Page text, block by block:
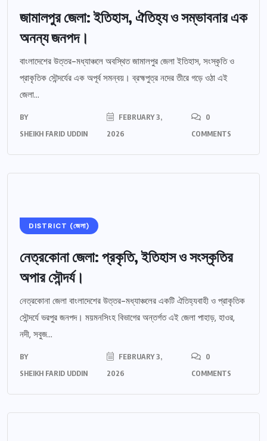
জামালপুর জেলা: ইতিহাস, ঐতিহ্য ও সম্ভাবনার এক
অনন্য জনপদ।
বাংলাদেশের উত্তর-মধ্যাঞ্চলে অবস্থিত জামালপুর জেলা ইতিহাস, সংস্কৃতি ও
প্রাকৃতিক সৌন্দর্যের এক অপূর্ব সমন্বয়। ব্রহ্মপুত্র নদের তীরে গড়ে ওঠা এই
জেলা...
BY
SHEIKH FARID UDDIN
FEBRUARY 3,
2026
0
COMMENTS
DISTRICT (জেলা)
নেত্রকোনা জেলা: প্রকৃতি, ইতিহাস ও সংস্কৃতির
অপার সৌন্দর্য।
নেত্রকোনা জেলা বাংলাদেশের উত্তর-মধ্যাঞ্চলের একটি ঐতিহ্যবাহী ও প্রাকৃতিক
সৌন্দর্যে ভরপুর জনপদ। ময়মনসিংহ বিভাগের অন্তর্গত এই জেলা পাহাড়, হাওর,
নদী, সবুজ...
BY
SHEIKH FARID UDDIN
FEBRUARY 3,
2026
0
COMMENTS